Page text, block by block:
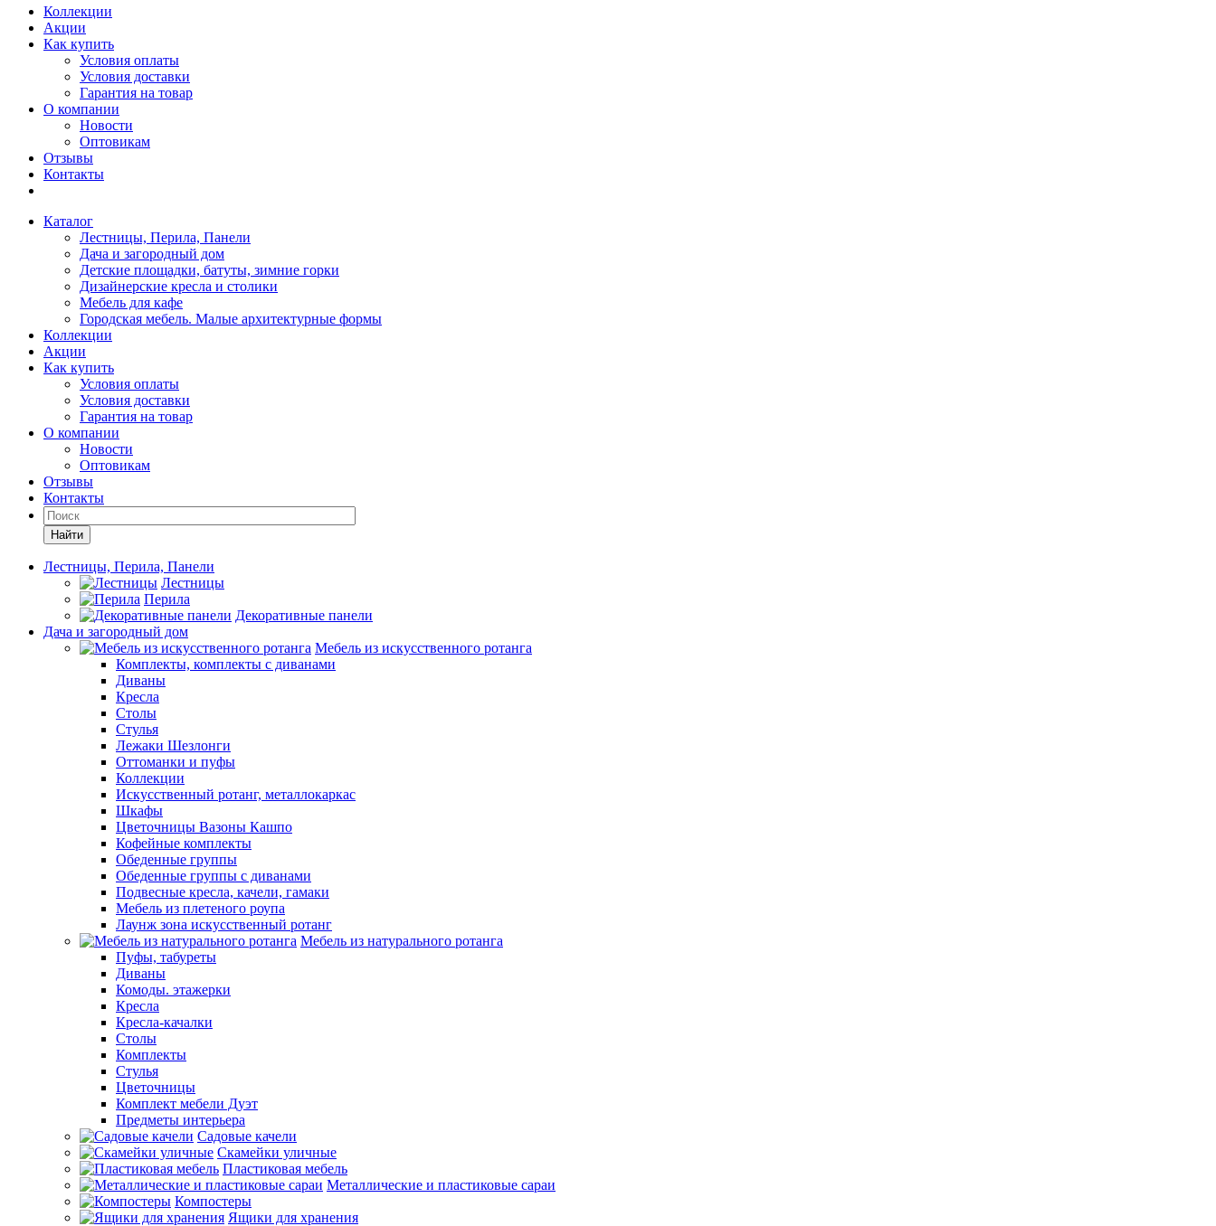
Коллекции
Акции
Как купить
Условия оплаты
Условия доставки
Гарантия на товар
О компании
Новости
Оптовикам
Отзывы
Контакты
Каталог
Лестницы, Перила, Панели
Дача и загородный дом
Детские площадки, батуты, зимние горки
Дизайнерские кресла и столики
Мебель для кафе
Городская мебель. Малые архитектурные формы
Коллекции
Акции
Как купить
Условия оплаты
Условия доставки
Гарантия на товар
О компании
Новости
Оптовикам
Отзывы
Контакты
Найти
Лестницы, Перила, Панели
Лестницы
Перила
Декоративные панели
Дача и загородный дом
Мебель из искусственного ротанга
Комплекты, комплекты с диванами
Диваны
Кресла
Столы
Стулья
Лежаки Шезлонги
Оттоманки и пуфы
Коллекции
Искусственный ротанг, металлокаркас
Шкафы
Цветочницы Вазоны Кашпо
Кофейные комплекты
Обеденные группы
Обеденные группы с диванами
Подвесные кресла, качели, гамаки
Мебель из плетеного роупа
Лаунж зона искусственный ротанг
Мебель из натурального ротанга
Пуфы, табуреты
Диваны
Комоды. этажерки
Кресла
Кресла-качалки
Столы
Комплекты
Стулья
Цветочницы
Комплект мебели Дуэт
Предметы интерьера
Садовые качели
Скамейки уличные
Пластиковая мебель
Металлические и пластиковые сараи
Компостеры
Ящики для хранения